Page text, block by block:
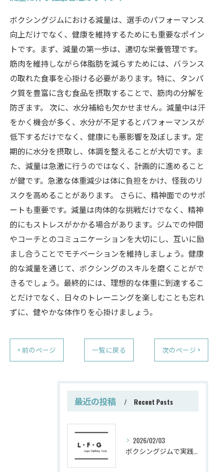
ボクシングジムにおける減量は、選手のパフォーマンス
向上だけでなく、健康を維持するためにも重要なポイン
トです。まず、減量の第一歩は、適切な栄養管理です。
筋肉を維持しながら体脂肪を減らすためには、バランス
の取れた食事を心掛ける必要があります。特に、タンパ
ク質を豊富に含む食品を摂取することで、筋肉の分解を
防ぎます。 次に、水分補給も欠かせません。減量中は汗
をかく機会が多く、水分が不足するとパフォーマンスが
低下するだけでなく、健康にも悪影響を及ぼします。定
期的に水分を摂取し、体調を整えることが大切です。ま
た、減量は急激に行うのではなく、計画的に進めること
が鍵です。急激な体重減少は体に負担をかけ、怪我のリ
スクを高めることがあります。 さらに、精神面でのサポ
ートも重要です。減量は肉体的な挑戦だけでなく、精神
的にもストレスがかかる場合があります。ジムでの仲間
やコーチとのコミュニケーションを大切にし、互いに励
まし合うことでモチベーションを維持しましょう。健康
的な減量を通じて、ボクシングのスキルを磨くことがで
きるでしょう。最終的には、理想的な体重に到達するこ
とだけでなく、日々のトレーニングを楽しむことも忘れ
ずに、健やかな体作りを心掛けましょう。
< 前のページ 一覧に戻る 次のページ >
最近の投稿 Recent Posts
2026/02/03